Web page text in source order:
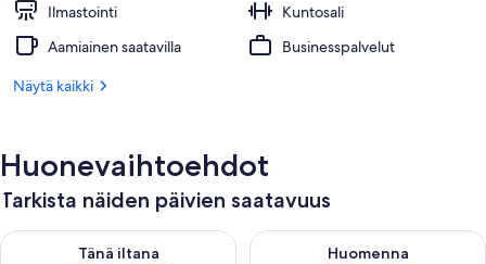
Ilmastointi
Kuntosali
Aamiainen saatavilla
Businesspalvelut
Näytä kaikki
Huonevaihtoehdot
Tarkista näiden päivien saatavuus
Tänä iltana
Tarkista tämän illan saatavuus elok. 6 - elok. 7
Huomenna
Tarkista huomisen saatavuus